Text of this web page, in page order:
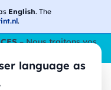
English. The
.
language as
– Nous traitons vos